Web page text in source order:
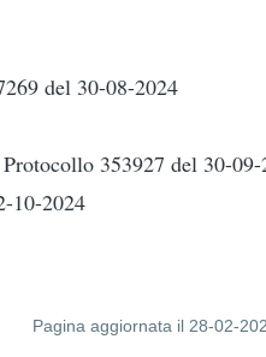
del 30-08-2024
353927 del 30-09-
10-2024
Pagina aggiornata il 28-02-